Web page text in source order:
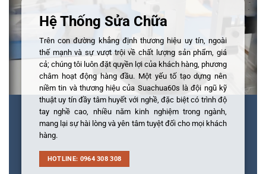
Hệ Thống Sửa Chữa
Trên con đường khẳng định thương hiệu uy tín, ngoài
thế mạnh và sự vượt trội về chất lượng sản phẩm, giá
cả; chúng tôi luôn đặt quyền lợi của khách hàng, phương
châm hoạt động hàng đầu. Một yếu tố tạo dựng nên
niềm tin và thương hiệu của Suachua60s là đội ngũ kỹ
thuật uy tín đầy tâm huyết với nghề, đặc biệt có trình độ
tay nghề cao, nhiều năm kinh nghiệm trong ngành,
mang lại sự hài lòng và yên tâm tuyệt đối cho mọi khách
hàng.
HOTLINE: 0964 308 308